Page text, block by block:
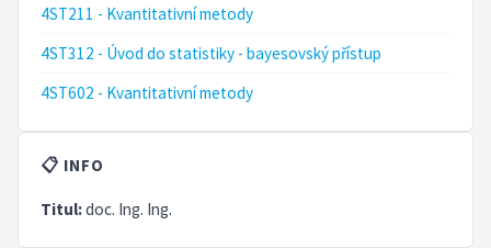
4ST211 - Kvantitativní metody
4ST312 - Úvod do statistiky - bayesovský přístup
4ST602 - Kvantitativní metody
📋 INFO
Titul:doc. Ing. Ing.